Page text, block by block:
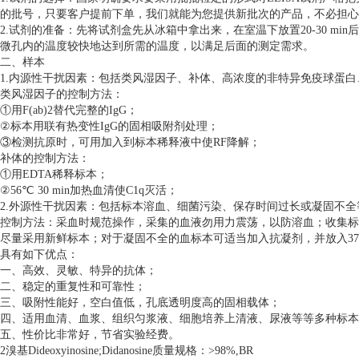
的批号，只要客户提前下单，我们就能为您提供新批次的产品，不必担
2.试剂的准备：先将试剂盒先从冰箱中拿出来，在室温下放置20-30
微孔内的温度较快地达到所需的温度，以满足后面的测定需求。
二、样本
1.内源性干扰因素：包括类风湿因子、补体、高浓度的非特异免疫球蛋
类风湿因子的控制方法：
①用F(ab)2替代完整的IgG；
②标本用联有热变性IgG的固相吸附剂处理；
③检测抗原时，可用加入到标本稀释液中使RF降解；
补体的控制方法：
①用EDTA稀释标本；
②56℃ 30 min加热血清使C1q灭活；
2.外源性干扰因素：包括标本溶血、细菌污染、保存时间过长或凝固不全
控制方法：采血时规范操作，采集的血液勿用力震荡，以防溶血；收集
尽量采用新鲜标本；对于凝固不全的血标本可适当加入抗凝剂，并放入
具有如下优点：
一、高效、灵敏、特异的抗体；
二、稳定的重复性和可靠性；
三、吸附性能好，空白值低，孔底透明度高的固相载体；
四、适用血清、血浆、组织匀浆液、细胞培养上清液、尿液等等多种标
五、性价比非常好，节省实验经费。
2溴基Dideoxyinosine;Didanosine质量规格：>98%,BR